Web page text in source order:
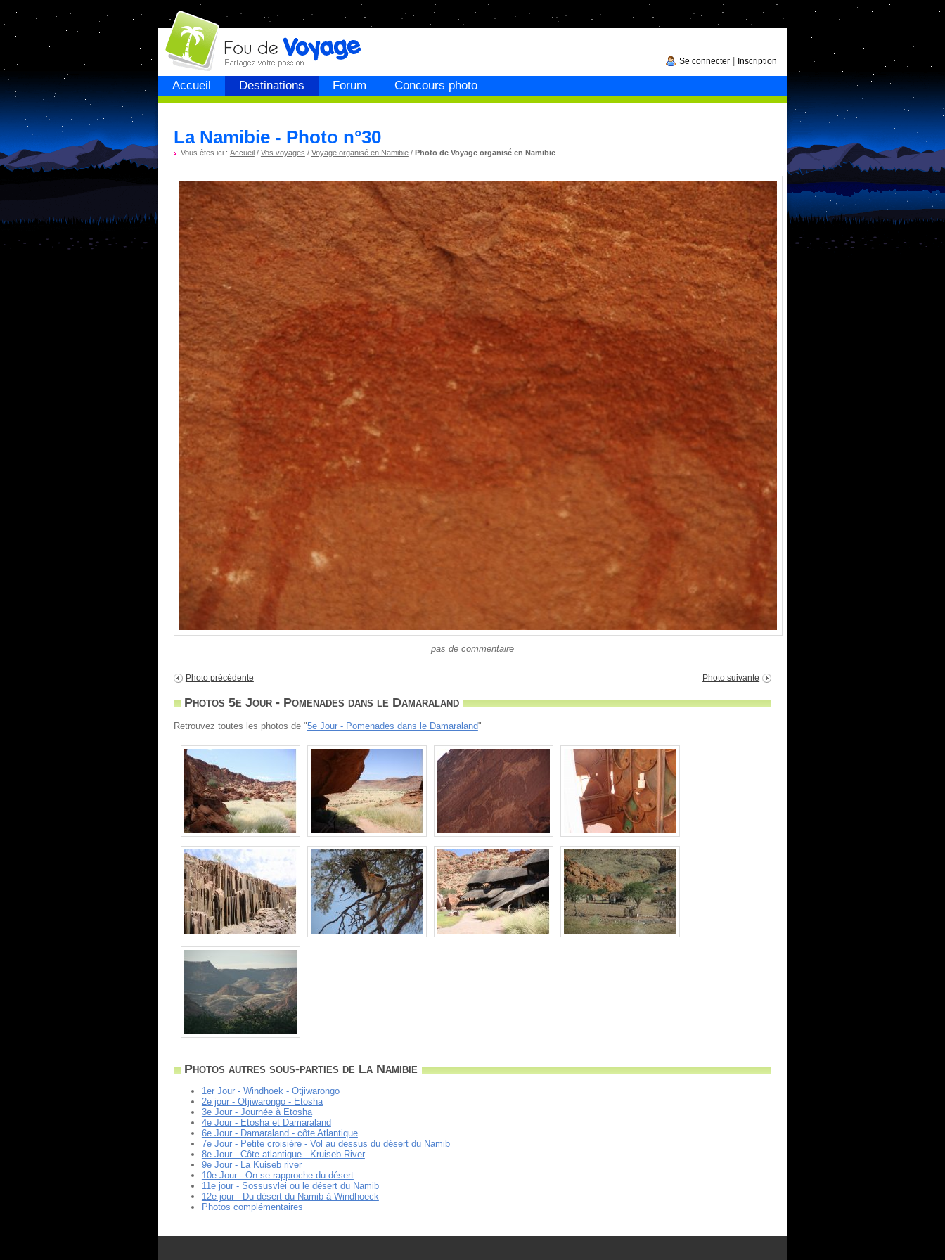
Accueil Destinations Forum Concours photo
Fou devoyage
Se connecter| Inscription
La Namibie - Photo n°30
Vous êtes ici : Accueil/ Vos voyages / Voyage organisé en Namibie/ Photo de Voyage organisé en Namibie
pas de commentaire
Photo précédente Photo suivante
Photos 5e Jour - Pomenades dans le Damaraland
Retrouvez toutes les photos de "5e Jour - Pomenades dans le Damaraland"
Photos autres sous-parties de La Namibie
1er Jour - Windhoek - Otjiwarongo
2e jour - Otjiwarongo - Etosha
3e Jour - Journée à Etosha
4e Jour - Etosha et Damaraland
6e Jour - Damaraland - côte Atlantique
7e Jour - Petite croisière - Vol au dessus du désert du Namib
8e Jour - Côte atlantique - Kruiseb River
9e Jour - La Kuiseb river
10e Jour - On se rapproche du désert
11e jour - Sossusvlei ou le désert du Namib
12e jour - Du désert du Namib à Windhoeck
Photos complémentaires